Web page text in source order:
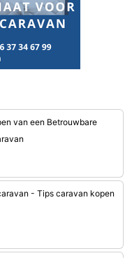
van een Betrouwbare
- Tips caravan kopen